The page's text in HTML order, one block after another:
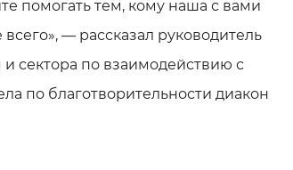
помогать тем, кому наша с вами
— рассказал руководитель
сектора по взаимодействию с
по благотворительности диакон